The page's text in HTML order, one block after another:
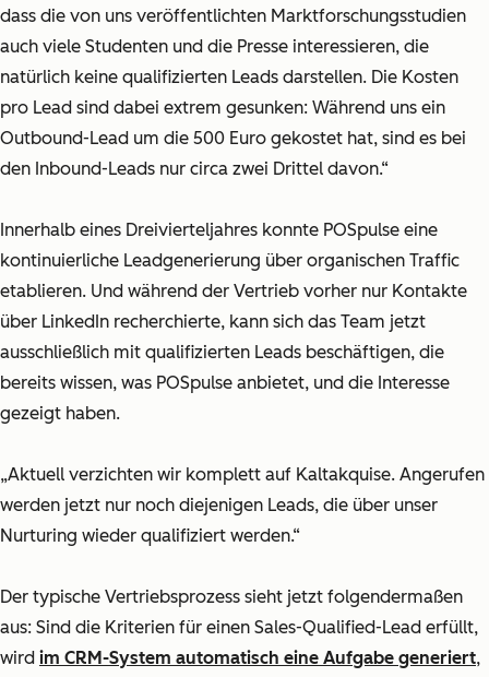
dass die von uns veröffentlichten Marktforschungsstudien
auch viele Studenten und die Presse interessieren, die
natürlich keine qualifizierten Leads darstellen. Die Kosten
pro Lead sind dabei extrem gesunken: Während uns ein
Outbound-Lead um die 500 Euro gekostet hat, sind es bei
den Inbound-Leads nur circa zwei Drittel davon.“
Innerhalb eines Dreivierteljahres konnte POSpulse eine
kontinuierliche Leadgenerierung über organischen Traffic
etablieren. Und während der Vertrieb vorher nur Kontakte
über LinkedIn recherchierte, kann sich das Team jetzt
ausschließlich mit qualifizierten Leads beschäftigen, die
bereits wissen, was POSpulse anbietet, und die Interesse
gezeigt haben.
„Aktuell verzichten wir komplett auf Kaltakquise. Angerufen
werden jetzt nur noch diejenigen Leads, die über unser
Nurturing wieder qualifiziert werden.“
Der typische Vertriebsprozess sieht jetzt folgendermaßen
aus: Sind die Kriterien für einen Sales-Qualified-Lead erfüllt,
wird im CRM-System automatisch eine Aufgabe generiert,